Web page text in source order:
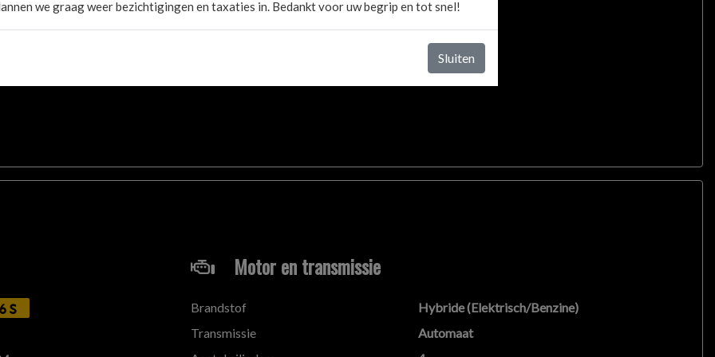
in deze advertentie correct weer te geven. Er kunnen echter geen rechten worden ontleend aan de verstrekte
Motor en transmissie
Brandstof
Hybride (Elektrisch/Benzine)
Transmissie
Automaat
we graag weer bezichtigingen en taxaties in. Bedankt voor uw begrip en tot snel!
Sluiten